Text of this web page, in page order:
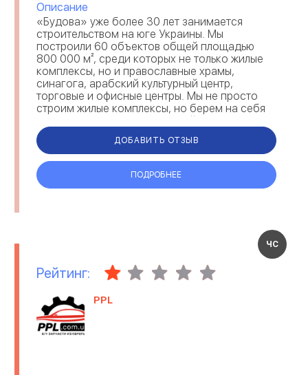
МАРКЕТИНГОВЫЕ АГЕНСТВА
ОТЕЛИ ЭЛЕКТРОННЫЕ ПРИБОРЫ
ОТЗЫВЫ О РАБОТОДАТЕЛЯХ ИНТЕРНЕТ ТРЕЙДИНГ
Описание
«Будова» уже более 30 лет занимается
строительством на юге Украины. Мы
построили 60 объектов общей площадью
800 000 м², среди которых не только жилые
комплексы, но и православные храмы,
синагога, арабский культурный центр,
торговые и офисные центры. Мы не просто
строим жилые комплексы, но берем на себя
ответственность за их дальнейшее
обслуживание. Созданная нами у...
ДОБАВИТЬ ОТЗЫВ
ПОДРОБНЕЕ
ЧС
Рейтинг:
PPL